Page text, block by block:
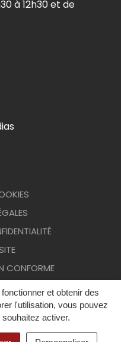
et obtenir des
l'utilisation, vous pouvez
activer.
à 12h30 et de
CONFORME